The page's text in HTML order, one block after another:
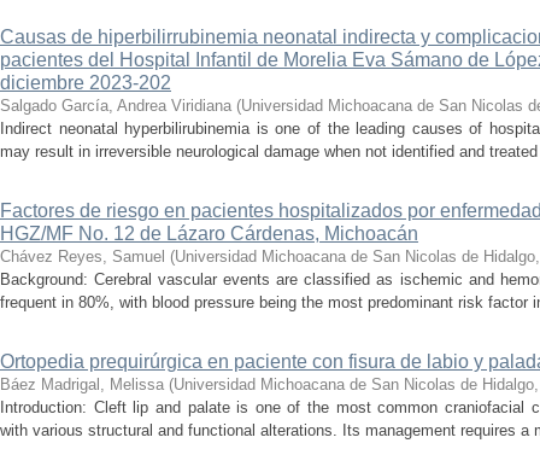
Causas de hiperbilirrubinemia neonatal indirecta y
pacientes del Hospital Infantil de Morelia Eva Sámano de
diciembre 2023-202
Salgado García, Andrea Viridiana (Universidad Michoacana de San Nicolas
Indirect neonatal hyperbilirubinemia is one of the leading causes of
may result in irreversible neurological damage when not identified and
Factores de riesgo en pacientes hospitalizados por
HGZ/MF No. 12 de Lázaro Cárdenas, Michoacán
Chávez Reyes, Samuel (Universidad Michoacana de San Nicolas de Hidalgo
Background: Cerebral vascular events are classified as ischemic and
frequent in 80%, with blood pressure being the most predominant risk factor
Ortopedia prequirúrgica en paciente con fisura de labio y
Báez Madrigal, Melissa (Universidad Michoacana de San Nicolas de Hidalgo
Introduction: Cleft lip and palate is one of the most common craniofacial
with various structural and functional alterations. Its management requires a